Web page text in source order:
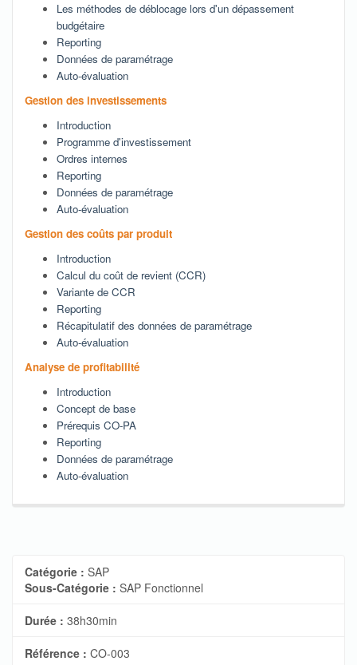
Les méthodes de déblocage lors d'un dépassement
budgétaire​
Reporting ​
Données de paramétrage ​
Auto-évaluation
Gestion des investissements
Introduction ​
Programme d'investissement
Ordres internes
Reporting ​
Données de paramétrage ​
Auto-évaluation
Gestion des coûts par produit
Introduction ​
Calcul du coût de revient (CCR)
Variante de CCR
Reporting ​
Récapitulatif des données de paramétrage ​
Auto-évaluation
Analyse de profitabilité
Introduction ​
Concept de base
Prérequis CO-PA
Reporting ​
Données de paramétrage ​
Auto-évaluation
Catégorie : SAP
Sous-Catégorie : SAP Fonctionnel
Durée : 38h30min
Référence : CO-003